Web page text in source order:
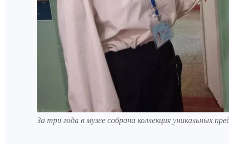
За три года в музее собрана коллекция уникальных